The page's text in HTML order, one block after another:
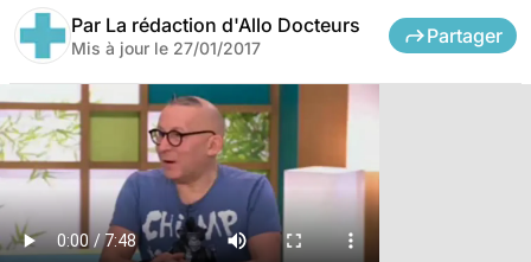
Par La rédaction d'Allo Docteurs
Mis à jour le 27/01/2017
Partager